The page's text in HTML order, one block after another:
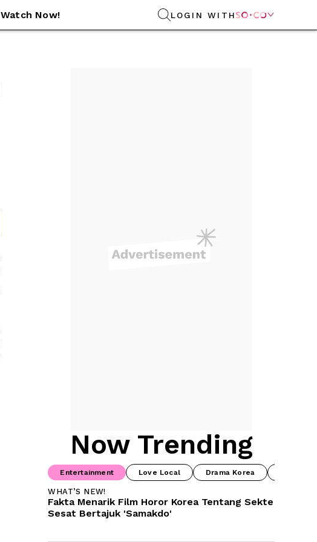
Watch Now! LOGIN WITH 
Now Trending
Entertainment Love Local Drama Korea
WHAT’S NEW!
Fakta Menarik Film Horor Korea Tentang Sekte
Sesat Bertajuk 'Samakdo'